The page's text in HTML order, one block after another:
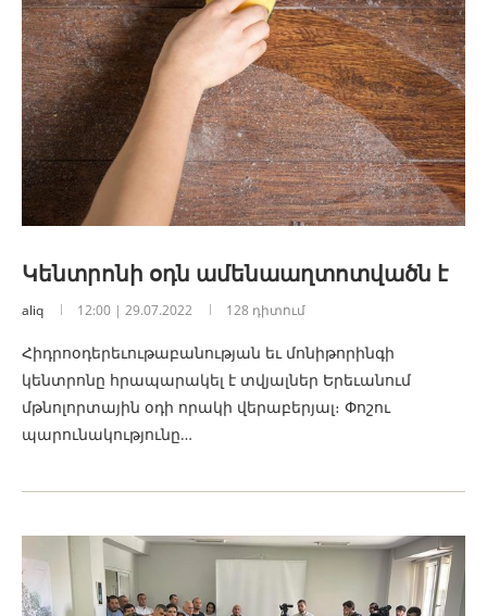
Կենտրոնի օդն ամենաաղտոտվածն է
aliq 12:00 | 29.07.2022 128 դիտում
Հիդրոօդերեւութաբանության եւ մոնիթորինգի
կենտրոնը հրապարակել է տվյալներ Երեւանում
մթնոլորտային օդի որակի վերաբերյալ։ Փոշու
պարունակությունը…